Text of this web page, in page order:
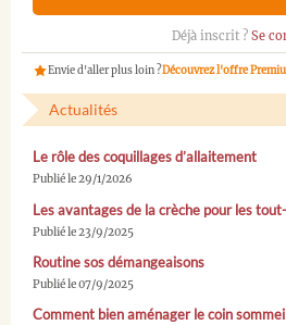
Déjà inscrit ? Se
Envie d'aller plus loin ?Découvrez l'offre
Actualités
Le rôle des coquillages d’allaitement
Publié le 29/1/2026
Les avantages de la crèche pour les
Publié le 23/9/2025
Routine sos démangeaisons
Publié le 07/9/2025
Comment bien aménager le coin